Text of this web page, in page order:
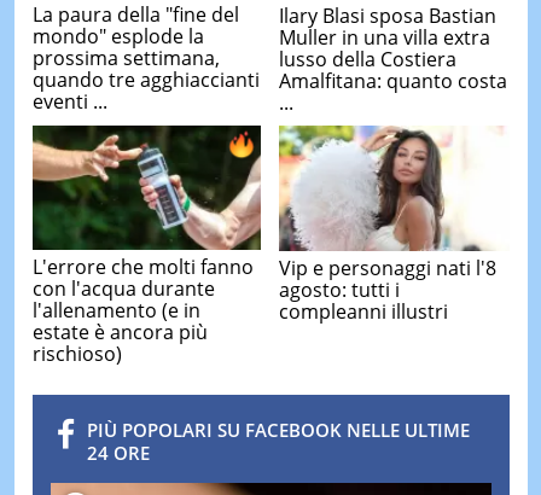
La paura della "fine del
mondo" esplode la
prossima settimana,
quando tre agghiaccianti
eventi ...
Ilary Blasi sposa Bastian
Muller in una villa extra
lusso della Costiera
Amalfitana: quanto costa
...
L'errore che molti fanno
con l'acqua durante
l'allenamento (e in
estate è ancora più
rischioso)
Vip e personaggi nati l'8
agosto: tutti i
compleanni illustri
PIÙ POPOLARI SU FACEBOOK NELLE ULTIME
24 ORE